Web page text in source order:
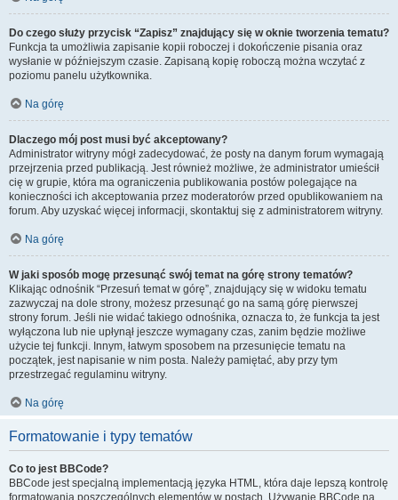
Do czego służy przycisk “Zapisz” znajdujący się w oknie tworzenia tematu?
Funkcja ta umożliwia zapisanie kopii roboczej i dokończenie pisania oraz
wysłanie w późniejszym czasie. Zapisaną kopię roboczą można wczytać z
poziomu panelu użytkownika.
Na górę
Dlaczego mój post musi być akceptowany?
Administrator witryny mógł zadecydować, że posty na danym forum wymagają
przejrzenia przed publikacją. Jest również możliwe, że administrator umieścił
cię w grupie, która ma ograniczenia publikowania postów polegające na
konieczności ich akceptowania przez moderatorów przed opublikowaniem na
forum. Aby uzyskać więcej informacji, skontaktuj się z administratorem witryny.
Na górę
W jaki sposób mogę przesunąć swój temat na górę strony tematów?
Klikając odnośnik “Przesuń temat w górę”, znajdujący się w widoku tematu
zazwyczaj na dole strony, możesz przesunąć go na samą górę pierwszej
strony forum. Jeśli nie widać takiego odnośnika, oznacza to, że funkcja ta jest
wyłączona lub nie upłynął jeszcze wymagany czas, zanim będzie możliwe
użycie tej funkcji. Innym, łatwym sposobem na przesunięcie tematu na
początek, jest napisanie w nim posta. Należy pamiętać, aby przy tym
przestrzegać regulaminu witryny.
Na górę
Formatowanie i typy tematów
Co to jest BBCode?
BBCode jest specjalną implementacją języka HTML, która daje lepszą kontrolę
formatowania poszczególnych elementów w postach. Używanie BBCode na